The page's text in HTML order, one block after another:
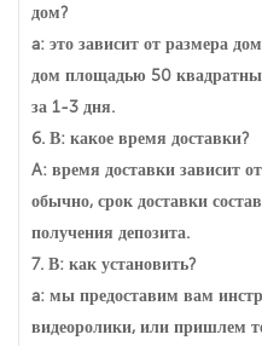
дом?
a: это зависит от размера
дом площадью 50
за 1-3 дня.
6. В: какое время доставки?
A: время доставки зависит
обычно, срок доставки
получения депозита.
7. В: как установить?
a: мы предоставим вам
видеоролики, или пришлем